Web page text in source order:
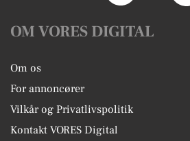
OM VORES DIGITAL
Om os
For annoncører
Vilkår og Privatlivspolitik
Kontakt VORES Digital